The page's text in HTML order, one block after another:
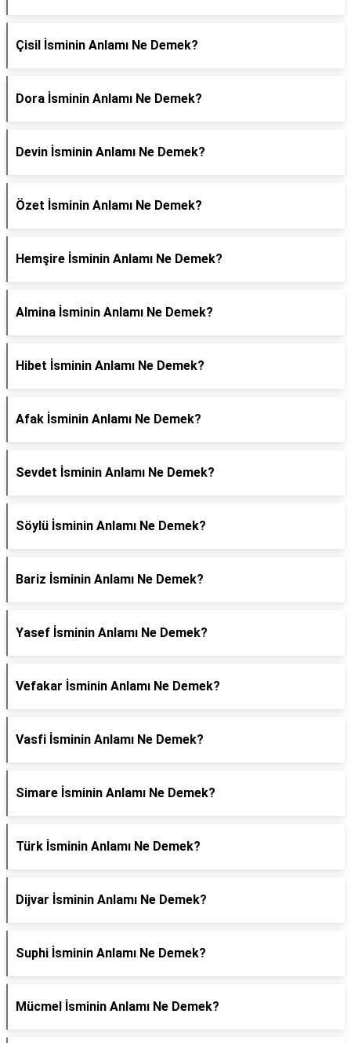
Çisil İsminin Anlamı Ne Demek?
Dora İsminin Anlamı Ne Demek?
Devin İsminin Anlamı Ne Demek?
Özet İsminin Anlamı Ne Demek?
Hemşire İsminin Anlamı Ne Demek?
Almina İsminin Anlamı Ne Demek?
Hibet İsminin Anlamı Ne Demek?
Afak İsminin Anlamı Ne Demek?
Sevdet İsminin Anlamı Ne Demek?
Söylü İsminin Anlamı Ne Demek?
Bariz İsminin Anlamı Ne Demek?
Yasef İsminin Anlamı Ne Demek?
Vefakar İsminin Anlamı Ne Demek?
Vasfi İsminin Anlamı Ne Demek?
Simare İsminin Anlamı Ne Demek?
Türk İsminin Anlamı Ne Demek?
Dijvar İsminin Anlamı Ne Demek?
Suphi İsminin Anlamı Ne Demek?
Mücmel İsminin Anlamı Ne Demek?